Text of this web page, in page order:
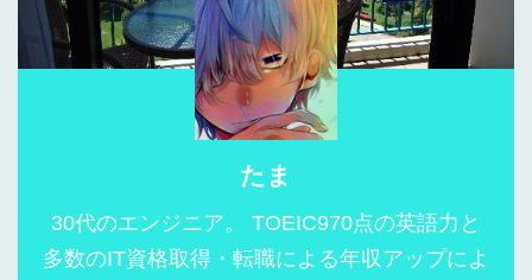
たま
30代のエンジニア。 TOEIC970点の英語力と
多数のIT資格取得・転職による年収アップによ